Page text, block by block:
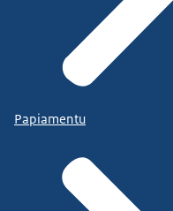
Papiamentu